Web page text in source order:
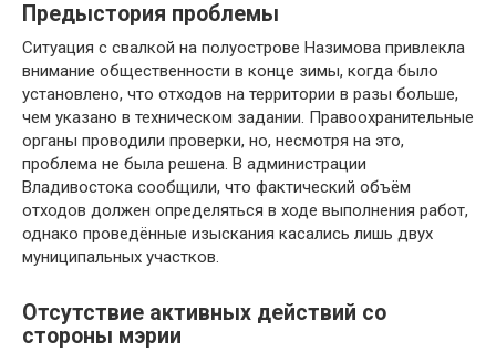
Предыстория проблемы
Ситуация с свалкой на полуострове Назимова привлекла
внимание общественности в конце зимы, когда было
установлено, что отходов на территории в разы больше,
чем указано в техническом задании. Правоохранительные
органы проводили проверки, но, несмотря на это,
проблема не была решена. В администрации
Владивостока сообщили, что фактический объём
отходов должен определяться в ходе выполнения работ,
однако проведённые изыскания касались лишь двух
муниципальных участков.
Отсутствие активных действий со
стороны мэрии